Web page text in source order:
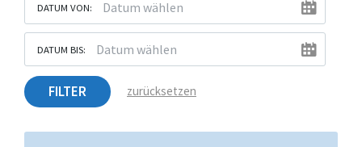
DATUM VON:
DATUM BIS:
FILTER zurücksetzen